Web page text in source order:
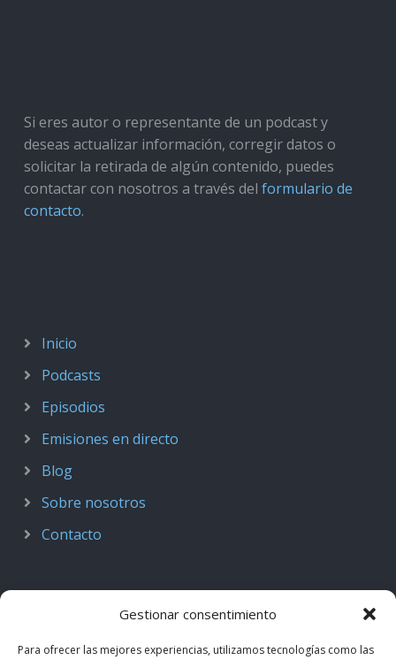
Gestionar consentimiento
Para ofrecer las mejores experiencias, utilizamos tecnologías como las
Si eres autor o representante de un podcast y
deseas actualizar información, corregir datos o
solicitar la retirada de algún contenido, puedes
contactar con nosotros a través del formulario de
contacto.
Inicio
Podcasts
Episodios
Emisiones en directo
Blog
Sobre nosotros
Contacto